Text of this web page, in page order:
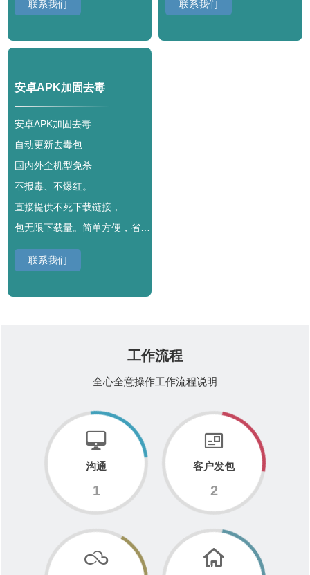
联系我们 联系我们
安卓APK加固去毒
安卓APK加固去毒
自动更新去毒包
国内外全机型免杀
不报毒、不爆红。
直接提供不死下载链接，
包无限下载量。简单方便，省心无忧。
联系我们
工作流程
全心全意操作工作流程说明
1
沟通
2
客户发包